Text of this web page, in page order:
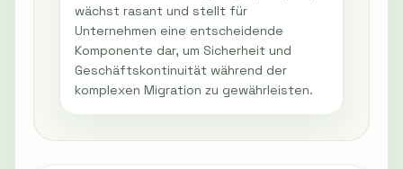
wächst rasant und stellt für
Unternehmen eine entscheidende
Komponente dar, um Sicherheit und
Geschäftskontinuität während der
komplexen Migration zu gewährleisten.